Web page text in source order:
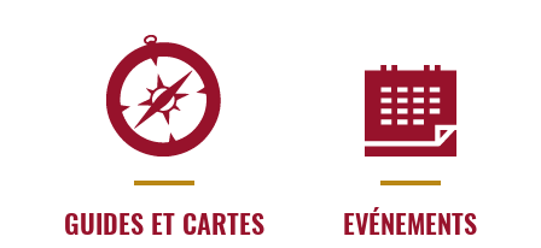
GUIDES ET CARTES EVÉNEMENTS